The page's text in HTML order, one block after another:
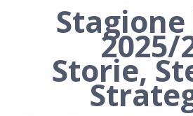
Stagione
2025/
Storie,